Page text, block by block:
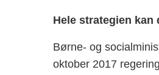
Hele strategien kan
Børne- og
oktober 2017